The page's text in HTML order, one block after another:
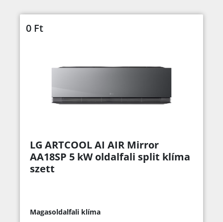
0 Ft
LG ARTCOOL AI AIR Mirror
AA18SP 5 kW oldalfali split klíma
szett
Magasoldalfali klíma